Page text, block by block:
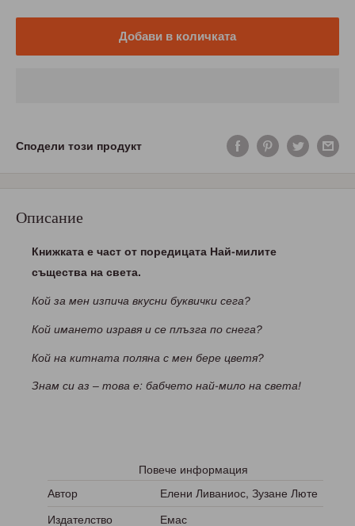
Добави в количката
Сподели този продукт
Описание
Книжката е част от поредицата Най-милите
същества на света.
Кой за мен изпича вкусни буквички сега?
Кой имането изравя и се плъзга по снега?
Кой на китната поляна с мен бере цветя?
Знам си аз – това е: бабчето най-мило на света!
Повече информация
Автор
Елени Ливаниос, Зузане Люте
Издателство Емас